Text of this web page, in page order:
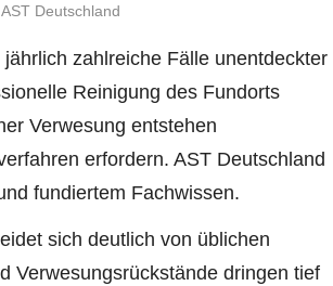
Deutschland
zahlreiche Fälle unentdeckter
Reinigung des Fundorts
Verwesung entstehen
erfordern. AST Deutschland
fundiertem Fachwissen.
sich deutlich von üblichen
Verwesungsrückstände dringen tief